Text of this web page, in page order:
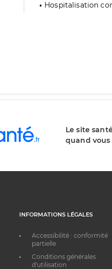
Hospitalisation
Le site
quand vous
INFORMATIONS LÉGALES
Accessibilité : conformité
partielle
Conditions générales
d'utilisation